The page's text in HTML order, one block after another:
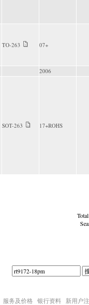
TO-263 07+
2006
SOT-263 17+ROHS
服务及价格 银行资料 新用户